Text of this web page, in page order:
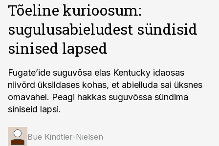
Tõeline kurioosum:
sugulusabieludest sündisid
sinised lapsed
Fugate’ide suguvõsa elas Kentucky idaosas
niivõrd üksildases kohas, et abielluda sai üksnes
omavahel. Peagi hakkas suguvõssa sündima
siniseid lapsi.
Bue Kindtler-Nielsen